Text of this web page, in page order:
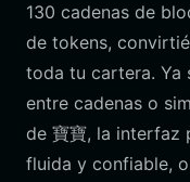
130 cadenas de
de tokens,
toda tu cartera. Ya
entre cadenas o
de 寶寶, la interfaz
fluida y confiable,